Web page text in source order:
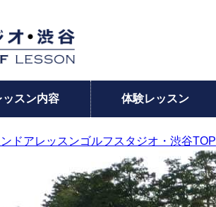
ッスン内容 体験レッスン
ドアレッスンゴルフスタジオ・渋谷TOP